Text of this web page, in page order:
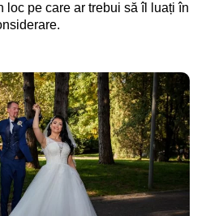
loc pe care ar trebui să îl luați în